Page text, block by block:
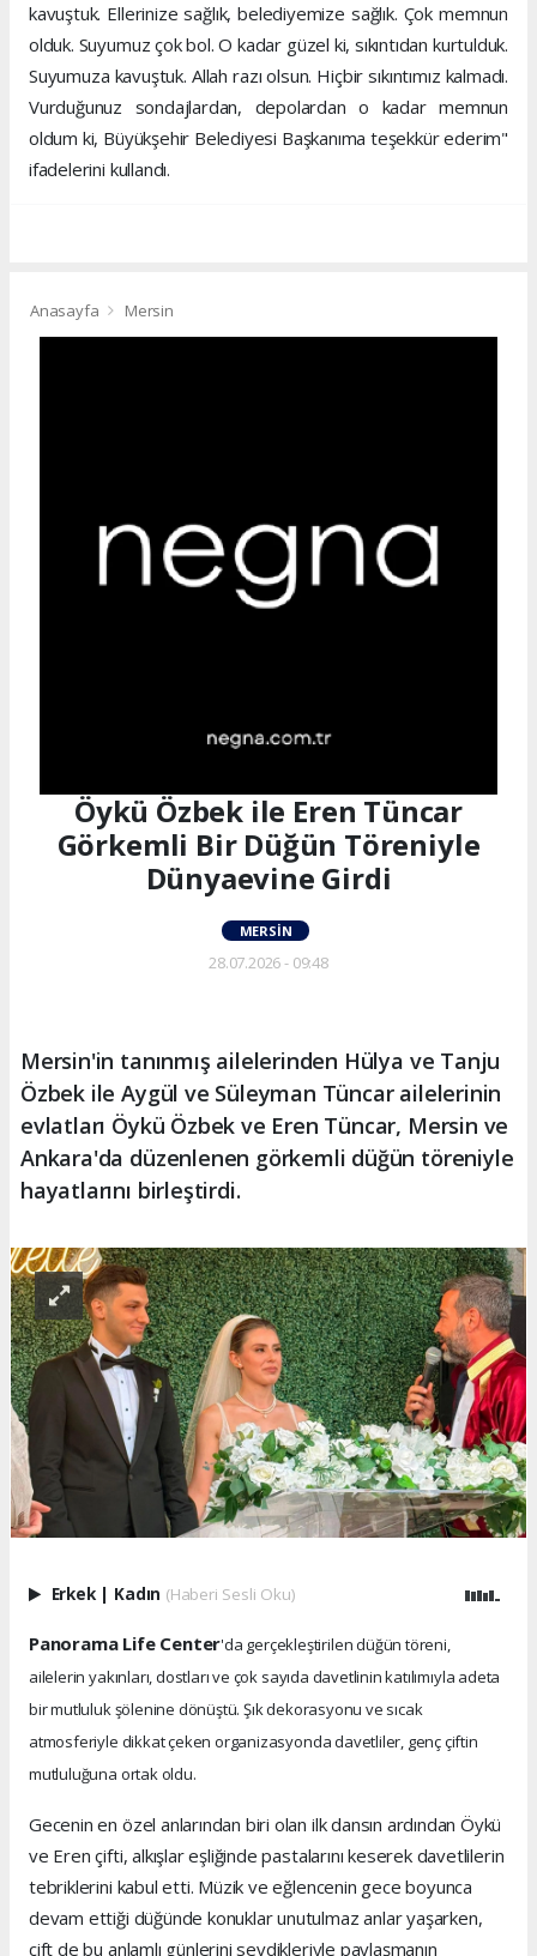
kavuştuk. Ellerinize sağlık, belediyemize sağlık. Çok memnun
olduk. Suyumuz çok bol. O kadar güzel ki, sıkıntıdan kurtulduk.
Suyumuza kavuştuk. Allah razı olsun. Hiçbir sıkıntımız kalmadı.
Vurduğunuz sondajlardan, depolardan o kadar memnun
oldum ki, Büyükşehir Belediyesi Başkanıma teşekkür ederim"
ifadelerini kullandı.
Anasayfa Mersin
Öykü Özbek ile Eren Tüncar
Görkemli Bir Düğün Töreniyle
Dünyaevine Girdi
MERSIN
28.07.2026 - 09:48
Mersin'in tanınmış ailelerinden Hülya ve Tanju
Özbek ile Aygül ve Süleyman Tüncar ailelerinin
evlatları Öykü Özbek ve Eren Tüncar, Mersin ve
Ankara'da düzenlenen görkemli düğün töreniyle
hayatlarını birleştirdi.
Erkek | Kadın (Haberi Sesli Oku)
Panorama Life Center'da gerçekleştirilen düğün töreni,
ailelerin yakınları, dostları ve çok sayıda davetlinin katılımıyla adeta
bir mutluluk şölenine dönüştü. Şık dekorasyonu ve sıcak
atmosferiyle dikkat çeken organizasyonda davetliler, genç çiftin
mutluluğuna ortak oldu.
Gecenin en özel anlarından biri olan ilk dansın ardından Öykü
ve Eren çifti, alkışlar eşliğinde pastalarını keserek davetlilerin
tebriklerini kabul etti. Müzik ve eğlencenin gece boyunca
devam ettiği düğünde konuklar unutulmaz anlar yaşarken,
çift de bu anlamlı günlerini sevdikleriyle paylaşmanın